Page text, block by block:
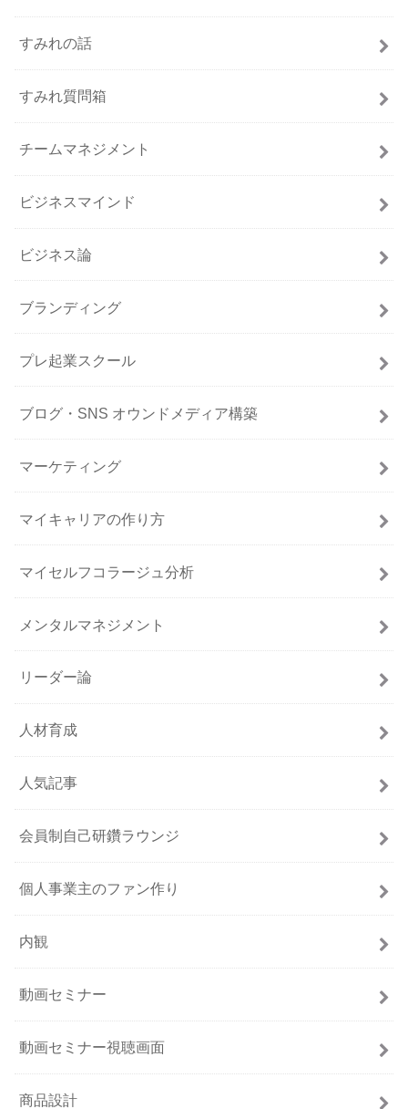
すみれの話
すみれ質問箱
チームマネジメント
ビジネスマインド
ビジネス論
ブランディング
プレ起業スクール
ブログ・SNS オウンドメディア構築
マーケティング
マイキャリアの作り方
マイセルフコラージュ分析
メンタルマネジメント
リーダー論
人材育成
人気記事
会員制自己研鑽ラウンジ
個人事業主のファン作り
内観
動画セミナー
動画セミナー視聴画面
商品設計